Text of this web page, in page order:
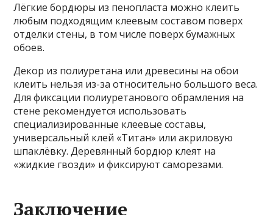
Лёгкие бордюры из пенопласта можно клеить
любым подходящим клеевым составом поверх
отделки стены, в том числе поверх бумажных
обоев.
Декор из полиуретана или древесины на обои
клеить нельзя из-за относительно большого веса.
Для фиксации полиуретанового обрамления на
стене рекомендуется использовать
специализированные клеевые составы,
универсальный клей «Титан» или акриловую
шпаклёвку. Деревянный бордюр клеят на
«жидкие гвозди» и фиксируют саморезами.
Заключение